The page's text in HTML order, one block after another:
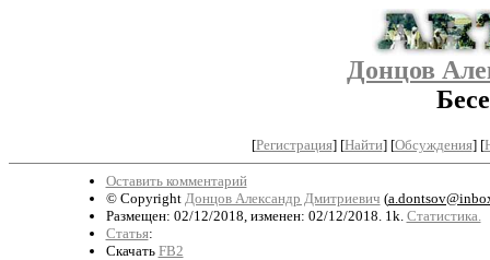
Донцов
[Регистрация] [Найти] [Обсуждения] [
Оставить комментарий
© Copyright Донцов Александр Дмитриевич (
Размещен: 02/12/2018, изменен: 02/12/2018. 1k. Статистика.
Статья:
Скачать FB2